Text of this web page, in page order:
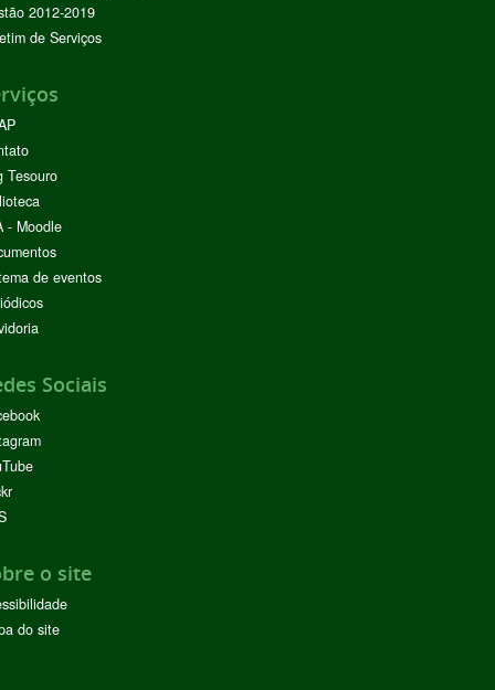
2012-2019
de Serviços
Tesouro
- Moodle
de eventos
Sociais
o site
do site